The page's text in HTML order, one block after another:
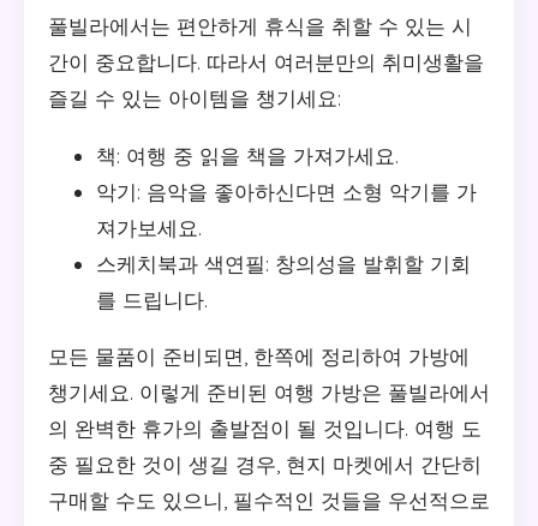
풀빌라에서는 편안하게 휴식을 취할 수 있는 시
간이 중요합니다. 따라서 여러분만의 취미생활을
즐길 수 있는 아이템을 챙기세요:
책: 여행 중 읽을 책을 가져가세요.
악기: 음악을 좋아하신다면 소형 악기를 가
져가보세요.
스케치북과 색연필: 창의성을 발휘할 기회
를 드립니다.
모든 물품이 준비되면, 한쪽에 정리하여 가방에
챙기세요. 이렇게 준비된 여행 가방은 풀빌라에서
의 완벽한 휴가의 출발점이 될 것입니다. 여행 도
중 필요한 것이 생길 경우, 현지 마켓에서 간단히
구매할 수도 있으니, 필수적인 것들을 우선적으로